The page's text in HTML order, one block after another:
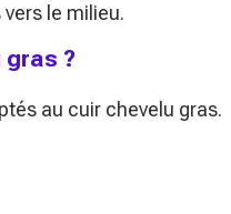
le milieu.
gras ?
au cuir chevelu gras.